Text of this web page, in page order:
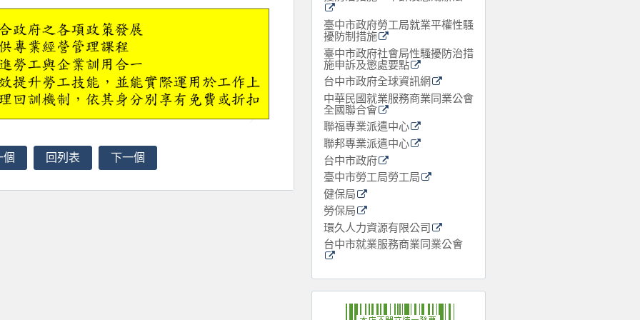
臺中市政府勞工局就業平權性騷
擾防制措施
臺中市政府社會局性騷擾防治措
施申訴及懲處要點
台中市政府全球資訊網
中華民國就業服務商業同業公會
全國聯合會
聯福專業派遣中心
聯邦專業派遣中心
台中市政府
臺中市勞工局勞工局
健保局
勞保局
環久人力資源有限公司
台中市就業服務商業同業公會
個 回列表 下一個